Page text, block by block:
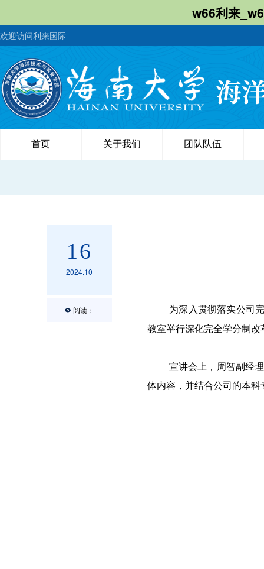
w66利来
欢迎访问利来国际
首页 关于我们 团队队伍
16
2024.10
阅读：
为深入贯彻落实公司
教室举行深化完全学分制改
宣讲会上，周智副经
体内容，并结合公司的本